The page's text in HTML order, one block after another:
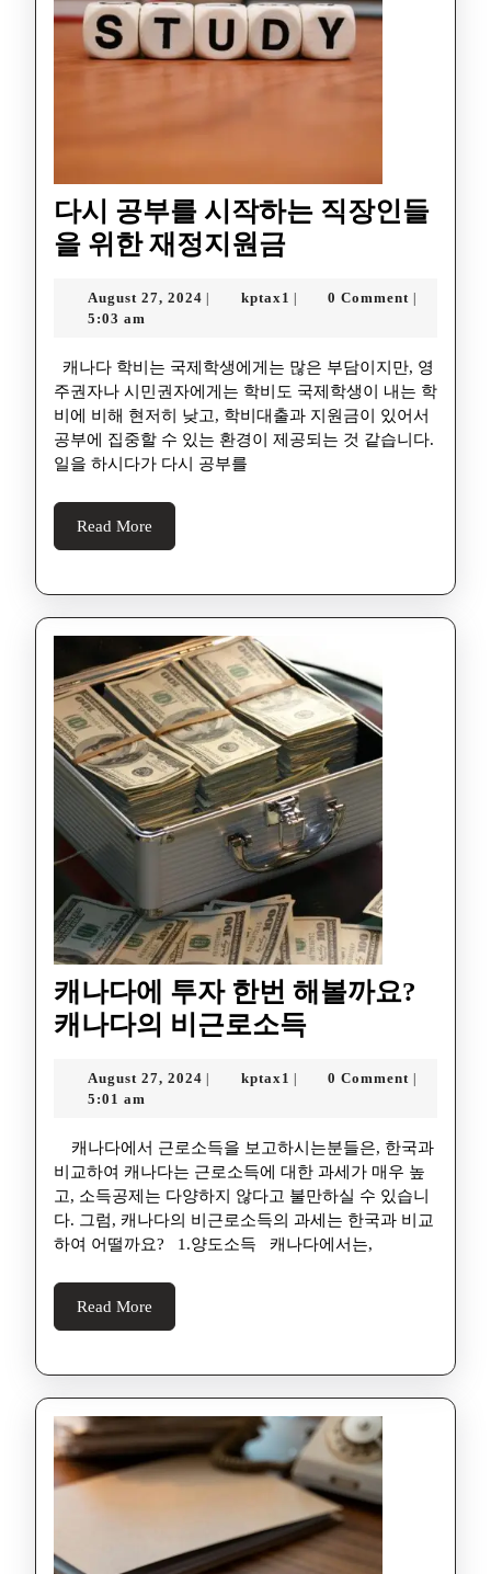
다시 공부를 시작하는 직장인들
을 위한 재정지원금
August 27, 2024 | kptax1 | 0 Comment |
5:03 am
캐나다 학비는 국제학생에게는 많은 부담이지만, 영
주권자나 시민권자에게는 학비도 국제학생이 내는 학
비에 비해 현저히 낮고, 학비대출과 지원금이 있어서
공부에 집중할 수 있는 환경이 제공되는 것 같습니다.
일을 하시다가 다시 공부를
Read More
캐나다에 투자 한번 해볼까요?
캐나다의 비근로소득
August 27, 2024 | kptax1 | 0 Comment |
5:01 am
캐나다에서 근로소득을 보고하시는분들은, 한국과
비교하여 캐나다는 근로소득에 대한 과세가 매우 높
고, 소득공제는 다양하지 않다고 불만하실 수 있습니
다. 그럼, 캐나다의 비근로소득의 과세는 한국과 비교
하여 어떨까요? 1.양도소득 캐나다에서는,
Read More